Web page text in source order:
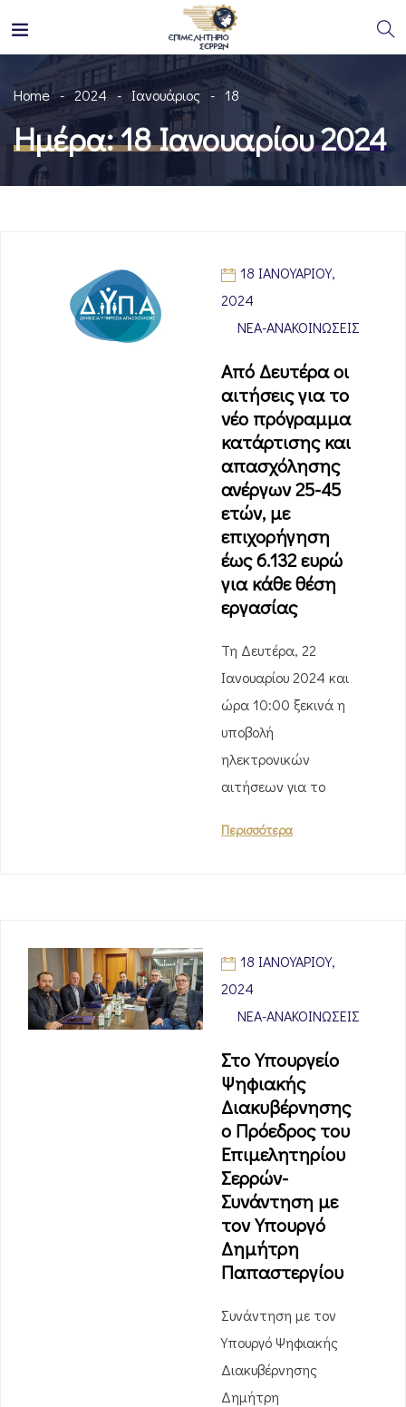
Home 2024 Ιανουάριος 18
Ημέρα:18 Ιανουαρίου 2024
18 ΙΑΝΟΥΑΡΊΟΥ,
2024
ΝΈΑ-ΑΝΑΚΟΙΝΏΣΕΙΣ
Από Δευτέρα οι
αιτήσεις για το
νέο πρόγραμμα
κατάρτισης και
απασχόλησης
ανέργων 25-45
ετών, με
επιχορήγηση
έως 6.132 ευρώ
για κάθε θέση
εργασίας
Τη Δευτέρα, 22
Ιανουαρίου 2024 και
ώρα 10:00 ξεκινά η
υποβολή
ηλεκτρονικών
αιτήσεων για το
Περισσότερα
18 ΙΑΝΟΥΑΡΊΟΥ,
2024
ΝΈΑ-ΑΝΑΚΟΙΝΏΣΕΙΣ
Στο Υπουργείο
Ψηφιακής
Διακυβέρνησης
ο Πρόεδρος του
Επιμελητηρίου
Σερρών-
Συνάντηση με
τον Υπουργό
Δημήτρη
Παπαστεργίου
Συνάντηση με τον
Υπουργό Ψηφιακής
Διακυβέρνησης
Δημήτρη